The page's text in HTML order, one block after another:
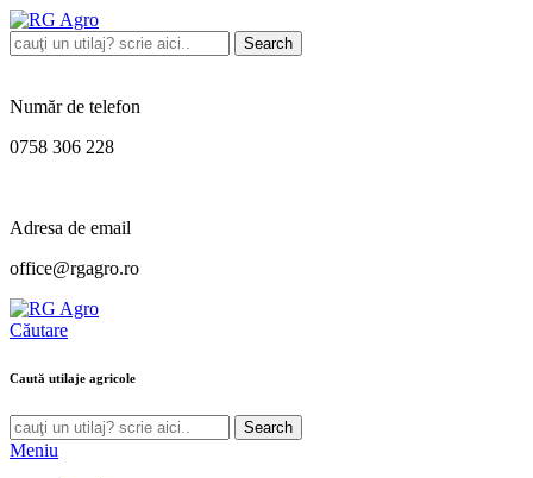
Search
Număr de telefon
0758 306 228
Adresa de email
office@rgagro.ro
Căutare
Caută utilaje agricole
Search
Meniu